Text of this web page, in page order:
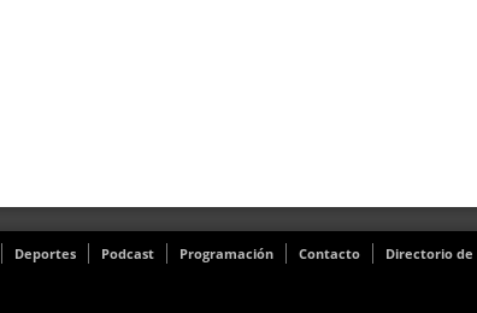
Deportes Podcast Programación Contacto Directorio de